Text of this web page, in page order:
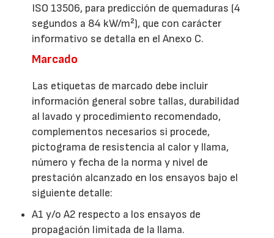
ISO 13506, para predicción de quemaduras (4
segundos a 84 kW/m²), que con carácter
informativo se detalla en el Anexo C.
Marcado
Las etiquetas de marcado debe incluir
información general sobre tallas, durabilidad
al lavado y procedimiento recomendado,
complementos necesarios si procede,
pictograma de resistencia al calor y llama,
número y fecha de la norma y nivel de
prestación alcanzado en los ensayos bajo el
siguiente detalle:
A1 y/o A2 respecto a los ensayos de
propagación limitada de la llama.